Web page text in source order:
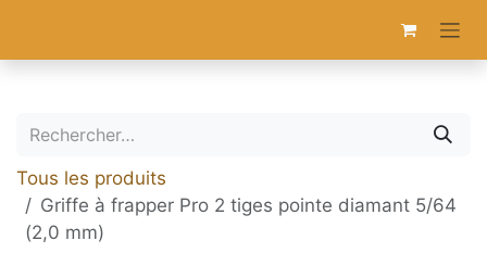
Tous les produits
Griffe à frapper Pro 2 tiges pointe diamant 5/64
(2,0 mm)